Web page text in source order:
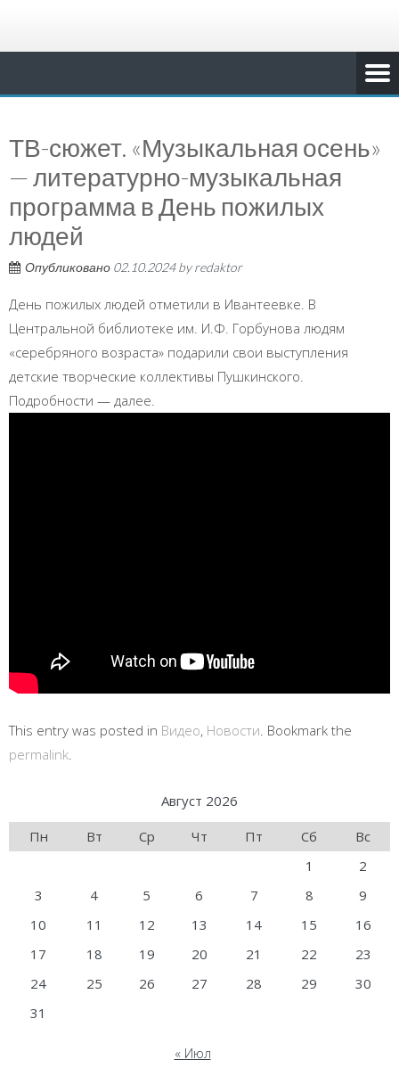
ТВ-сюжет. «Музыкальная осень»
— литературно-музыкальная
программа в День пожилых
людей
Опубликовано 02.10.2024byredaktor
День пожилых людей отметили в Ивантеевке. В
Центральной библиотеке им. И.Ф. Горбунова людям
«серебряного возраста» подарили свои выступления
детские творческие коллективы Пушкинского.
Подробности — далее.
This entry was posted in Видео, Новости . Bookmark the
permalink
Август 2026
Пн
Вт Ср Чт Пт Сб
Вс
1
2
3
4 5 6 7 8
9
10
11 12 13 14 15
16
17
18 19 20 21 22
23
24
25 26 27 28 29
30
31
« Июл